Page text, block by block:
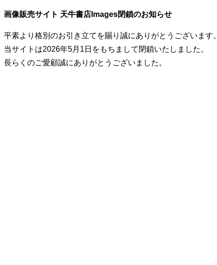
画像販売サイト 天牛書店Images閉鎖のお知らせ
平素より格別のお引き立てを賜り誠にありがとうございます
当サイトは2026年5月1日をもちまして閉鎖いたしました。
長らくのご愛顧誠にありがとうございました。